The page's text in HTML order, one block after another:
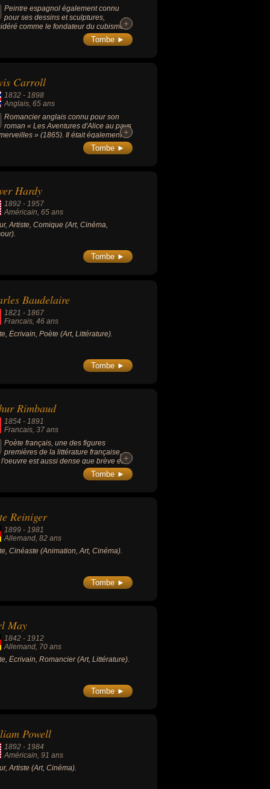
Peintre espagnol également connu
pour ses dessins et sculptures,
comme le fondateur du cubisme
Georges Braque) et un compagnon
surréalisme, l'un des plus importants
dont 1 885 tableaux, 1 228
2 880 céramiques, 7 089 dessins,
150 carnets de croquis et 30
(gravures, lithographies, etc.).
+
+
Tombe ►
Carroll
1832 -1898
Anglais, 65 ans
Romancier anglais connu pour son
roman « Les Aventures d'Alice au pays
» (1865). Il était également
et mathématicien.
+
+
Tombe ►
Hardy
1892 -1957
Américain, 65 ans
Artiste, Comique (Art, Cinéma,
Tombe ►
Baudelaire
1821 - 1867
Francais , 46 ans
Écrivain, Poète (Art, Littérature).
Tombe ►
Rimbaud
1854 - 1891
Francais , 37 ans
Poète français, une des figures
premières de la littérature française,
est aussi dense que brève et
la précocité de son génie et sa vie
(notamment avec Paul
comme « Le Bateau ivre »
« Une saison en enfer » (1873), «
» (1872-1875) ou « Voyelles »
qui comptent parmi les plus célèbres
poésie française.
+
+
Tombe ►
Reiniger
1899 -1981
Allemand, 82 ans
Cinéaste (Animation, Art, Cinéma).
Tombe ►
May
1842 -1912
Allemand, 70 ans
Écrivain, Romancier (Art, Littérature).
Tombe ►
Powell
1892 -1984
Américain, 91 ans
Artiste (Art, Cinéma).